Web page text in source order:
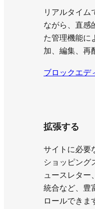
リアルタイム
ながら、直感
た管理機能に
加、編集、再
ブロックエデ
拡張する
サイトに必要
ショッピング
ュースレター
統合など、豊
ロールできま